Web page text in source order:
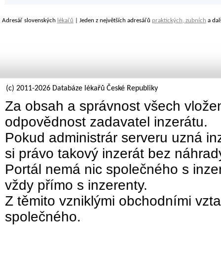
Adresář slovenských lékařů | Jeden z největších adresářů praktických, zubních a
(c) 2011-2026 Databáze lékařů České Republiky
Za obsah a správnost všech
odpovědnost zadavatel inzerátu.
Pokud administrár serveru uzná
si právo takový inzerát bez
Portál nemá nic společného s
vždy přímo s inzerenty.
Z těmito vzniklými obchodními
společného.